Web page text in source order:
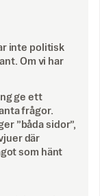
inte politisk
Om vi har
ge ett
frågor.
”båda sidor”,
där
som hänt